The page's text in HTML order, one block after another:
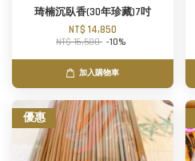
琦楠沉臥香(30年珍藏)7吋
NT$ 14,850
NT$ 16,500 -10%
加入購物車
優惠